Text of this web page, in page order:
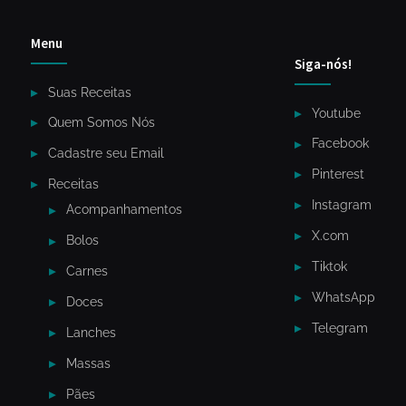
Menu
Suas Receitas
Quem Somos Nós
Cadastre seu Email
Receitas
Acompanhamentos
Bolos
Carnes
Doces
Lanches
Massas
Pães
Siga-nós!
Youtube
Facebook
Pinterest
Instagram
X.com
Tiktok
WhatsApp
Telegram